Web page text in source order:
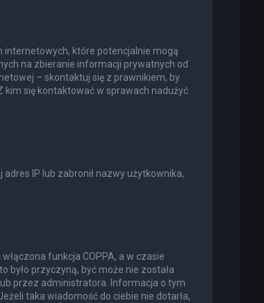
internetowych, które potencjalnie mogą
na zbieranie informacji prywatnych od
– skontaktuj się z prawnikiem, by
kim się kontaktować w sprawach nadużyć
adres IP lub zabronił nazwy użytkownika,
funkcja COPPA, a w czasie
było przyczyną, być może nie została
przez administratora. Informacja o tym
taka wiadomość do ciebie nie dotarła,